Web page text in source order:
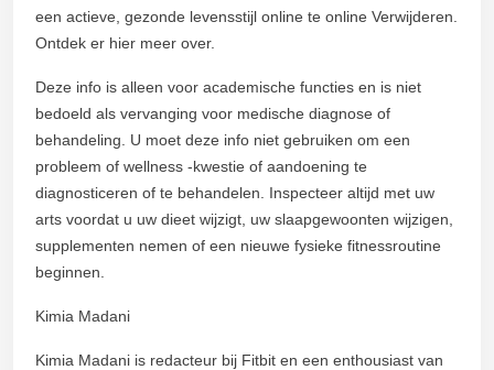
een actieve, gezonde levensstijl online te online Verwijderen.
Ontdek er hier meer over.
Deze info is alleen voor academische functies en is niet
bedoeld als vervanging voor medische diagnose of
behandeling. U moet deze info niet gebruiken om een
probleem of wellness -kwestie of aandoening te
diagnosticeren of te behandelen. Inspecteer altijd met uw
arts voordat u uw dieet wijzigt, uw slaapgewoonten wijzigen,
supplementen nemen of een nieuwe fysieke fitnessroutine
beginnen.
Kimia Madani
Kimia Madani is redacteur bij Fitbit en een enthousiast van